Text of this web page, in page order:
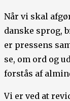
Når vi skal
danske sprog,
er pressens
se, om ord og
forstås af
Vi er ved at